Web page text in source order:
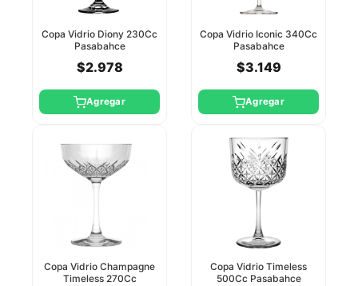
Copa Vidrio Diony 230Cc
Pasabahce
$2.978
Agregar
Copa Vidrio Iconic 340Cc
Pasabahce
$3.149
Agregar
Copa Vidrio Champagne
Timeless 270Cc
Copa Vidrio Timeless
500Cc Pasabahce